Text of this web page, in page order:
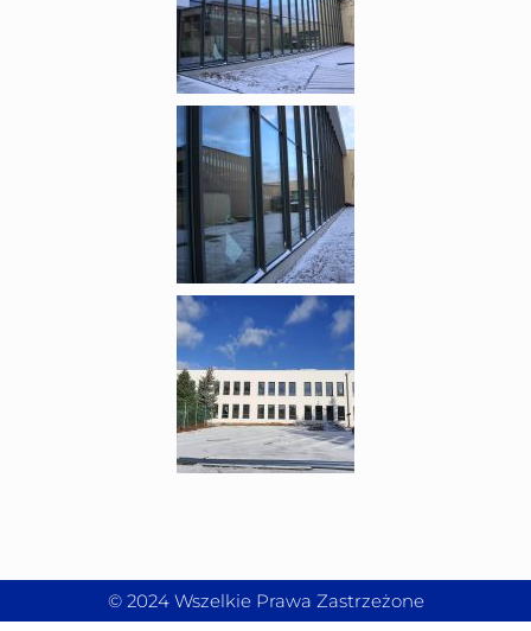
© 2024 Wszelkie Prawa Zastrzeżone